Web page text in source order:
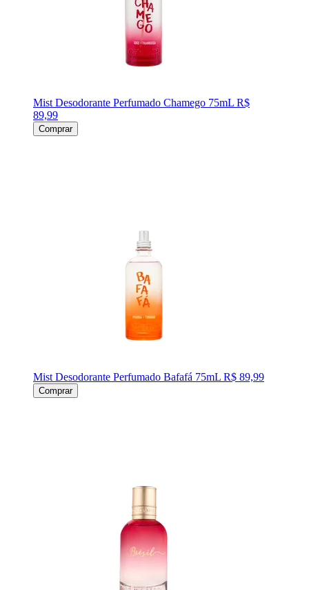
Mist Desodorante Perfumado Chamego 75mL R$
89,99
Comprar
Mist Desodorante Perfumado Bafafá 75mL R$ 89,99
Comprar